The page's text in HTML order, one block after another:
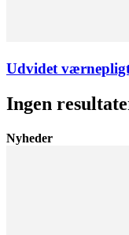
Udvidet
Ingen
Nyheder